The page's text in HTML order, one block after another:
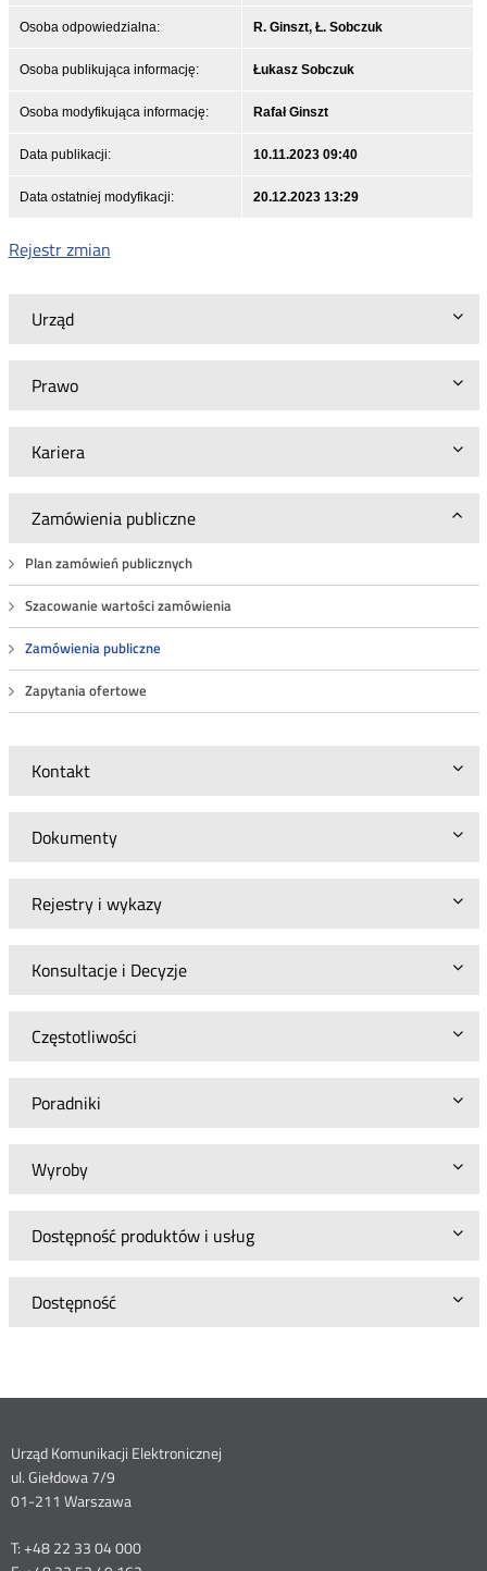
Urząd
Prawo
Kariera
Zamówienia publiczne
Plan zamówień publicznych
Szacowanie wartości zamówienia
Zamówienia publiczne
Zapytania ofertowe
Kontakt
Dokumenty
Rejestry i wykazy
Konsultacje i Decyzje
Częstotliwości
Poradniki
Wyroby
Dostępność produktów i usług
Dostępność
Osoba odpowiedzialna: R. Ginszt, Ł. Sobczuk
Osoba publikująca informację: Łukasz Sobczuk
Osoba modyfikująca informację: Rafał Ginszt
Data publikacji: 10.11.2023 09:40
Data ostatniej modyfikacji: 20.12.2023 13:29
Rejestr zmian
Dane
kontaktowe
Urząd Komunikacji Elektronicznej
ul. Giełdowa 7/9
01-211 Warszawa
T: +48 22 33 04 000